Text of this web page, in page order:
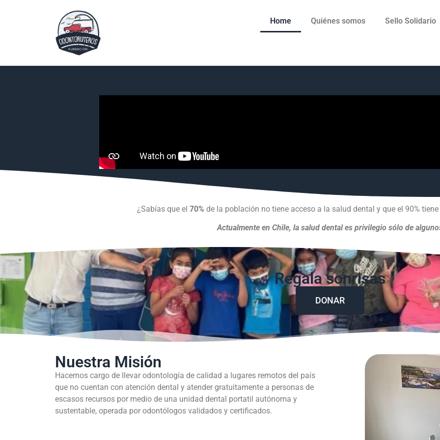
Home Quiénes somos Sello Solidario
¿Sabías que el 70% de la población no tiene acceso a la salud dental y que el 90%
Actualmente en Chile, la salud dental es privilegio sólo de
Regala sonrisas
DONAR
Nuestra Misión
Hacernos cargo de llevar odontología de calidad a lugares remotos del país
que no cuentan con atención dental y atender gratuitamente a personas de
escasos recursos por medio de una unidad dental portatil autónoma y
sustentable, operada por odontólogos validados y certificados.